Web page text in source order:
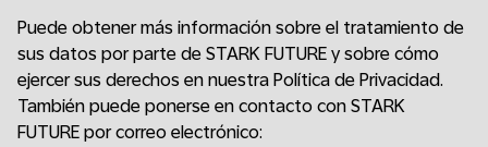
Puede obtener más información sobre el tratamiento de
sus datos por parte de STARK FUTURE y sobre cómo
ejercer sus derechos en nuestra Política de Privacidad.
También puede ponerse en contacto con STARK
FUTURE por correo electrónico: